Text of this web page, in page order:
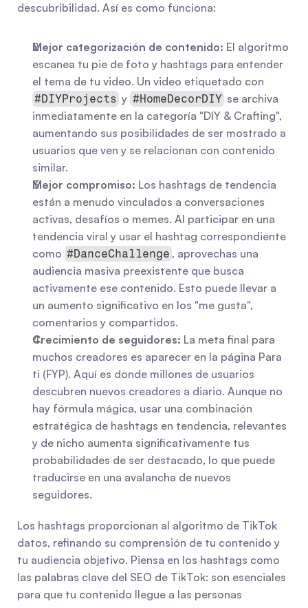
descubribilidad. Así es como funciona:
Mejor categorización de contenido: El algoritmo
escanea tu pie de foto y hashtags para entender
#DIYProjects y #HomeDecorDIY se archiva
inmediatamente en la categoría "DIY & Crafting",
aumentando sus posibilidades de ser mostrado a
usuarios que ven y se relacionan con contenido
similar.
Mejor compromiso: Los hashtags de tendencia
están a menudo vinculados a conversaciones
activas, desafíos o memes. Al participar en una
tendencia viral y usar el hashtag correspondiente
como #DanceChallenge , aprovechas una
audiencia masiva preexistente que busca
activamente ese contenido. Esto puede llevar a
un aumento significativo en los "me gusta",
comentarios y compartidos.
Crecimiento de seguidores: La meta final para
muchos creadores es aparecer en la página Para
ti (FYP). Aquí es donde millones de usuarios
descubren nuevos creadores a diario. Aunque no
hay fórmula mágica, usar una combinación
estratégica de hashtags en tendencia, relevantes
y de nicho aumenta significativamente tus
probabilidades de ser destacado, lo que puede
traducirse en una avalancha de nuevos
seguidores.
Los hashtags proporcionan al algoritmo de TikTok
datos, refinando su comprensión de tu contenido y
tu audiencia objetivo. Piensa en los hashtags como
las palabras clave del SEO de TikTok: son esenciales
para que tu contenido llegue a las personas